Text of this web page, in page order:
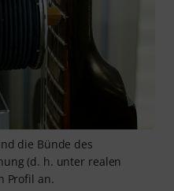
die Bünde des
(d. h. unter realen
Profil an.